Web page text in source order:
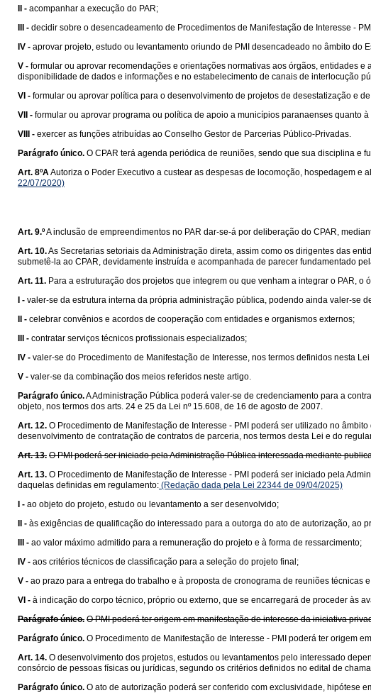
II - acompanhar a execução do PAR;
III - decidir sobre o desencadeamento de Procedimentos de Manifestação de Interesse -
IV - aprovar projeto, estudo ou levantamento oriundo de PMI desencadeado no âmbito do
V - formular ou aprovar recomendações e orientações normativas aos órgãos, entidades
disponibilidade de dados e informações e no estabelecimento de canais de interlocução
VI - formular ou aprovar política para o desenvolvimento de projetos de desestatização e
VII - formular ou aprovar programa ou política de apoio a municípios paranaenses quanto
VIII - exercer as funções atribuídas ao Conselho Gestor de Parcerias Público-Privadas.
Parágrafo único. O CPAR terá agenda periódica de reuniões, sendo que sua disciplina e
Art. 8ºAAutoriza o Poder Executivo a custear as despesas de locomoção, hospedagem
22/07/2020)
Art. 9.ºA inclusão de empreendimentos no PAR dar-se-á por deliberação do CPAR,
Art. 10.As Secretarias setoriais da Administração direta, assim como os dirigentes das
submetê-la ao CPAR, devidamente instruída e acompanhada de parecer fundamentado
Art. 11. Para a estruturação dos projetos que integrem ou que venham a integrar o PAR,
I - valer-se da estrutura interna da própria administração pública, podendo ainda valer-se
II - celebrar convênios e acordos de cooperação com entidades e organismos externos;
III - contratar serviços técnicos profissionais especializados;
IV - valer-se do Procedimento de Manifestação de Interesse, nos termos definidos nesta
V - valer-se da combinação dos meios referidos neste artigo.
Parágrafo único.A Administração Pública poderá valer-se de credenciamento para a
objeto, nos termos dos arts. 24 e 25 da Lei nº 15.608, de 16 de agosto de 2007.
Art. 12. O Procedimento de Manifestação de Interesse - PMI poderá ser utilizado no
desenvolvimento de contratação de contratos de parceria, nos termos desta Lei e do
Art. 13. O PMI poderá ser iniciado pela Administração Pública interessada mediante
Art. 13. O Procedimento de Manifestação de Interesse - PMI poderá ser iniciado pela
daquelas definidas em regulamento: (Redação dada pela Lei 22344 de 09/04/2025)
I - ao objeto do projeto, estudo ou levantamento a ser desenvolvido;
II - às exigências de qualificação do interessado para a outorga do ato de autorização, ao
III - ao valor máximo admitido para a remuneração do projeto e à forma de ressarcimento;
IV - aos critérios técnicos de classificação para a seleção do projeto final;
V - ao prazo para a entrega do trabalho e à proposta de cronograma de reuniões
VI - à indicação do corpo técnico, próprio ou externo, que se encarregará de proceder às
Parágrafo único. O PMI poderá ter origem em manifestação de interesse da iniciativa
Parágrafo único. O Procedimento de Manifestação de Interesse - PMI poderá ter origem
Art. 14. O desenvolvimento dos projetos, estudos ou levantamentos pelo interessado
consórcio de pessoas físicas ou jurídicas, segundo os critérios definidos no edital de
Parágrafo único. O ato de autorização poderá ser conferido com exclusividade, hipótese